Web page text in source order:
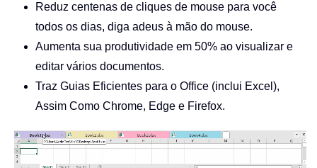
Reduz centenas de cliques de mouse para você
todos os dias, diga adeus à mão do mouse.
Aumenta sua produtividade em 50% ao visualizar e
editar vários documentos.
Traz Guias Eficientes para o Office (inclui Excel),
Assim Como Chrome, Edge e Firefox.